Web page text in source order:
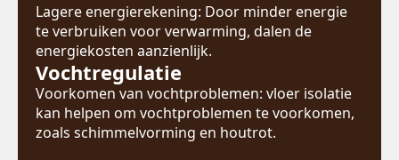
Lagere energierekening: Door minder energie
te verbruiken voor verwarming, dalen de
energiekosten aanzienlijk.
Vochtregulatie
Voorkomen van vochtproblemen: vloer isolatie
kan helpen om vochtproblemen te voorkomen,
zoals schimmelvorming en houtrot.